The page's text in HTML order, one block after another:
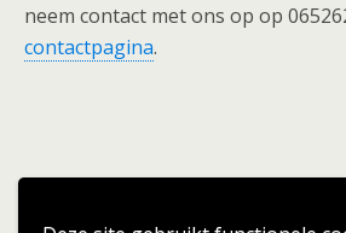
neem contact met ons op op
contactpagina.